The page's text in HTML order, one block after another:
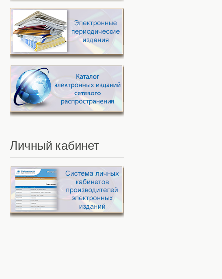
Личный кабинет